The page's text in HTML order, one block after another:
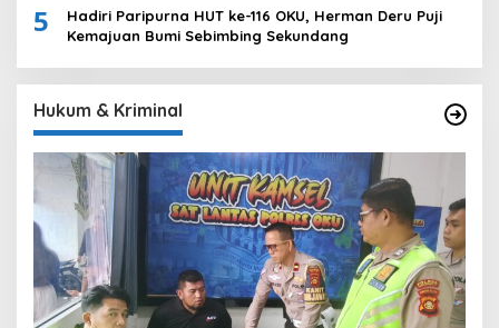
5
Hadiri Paripurna HUT ke-116 OKU, Herman Deru Puji
Kemajuan Bumi Sebimbing Sekundang
Hukum & Kriminal